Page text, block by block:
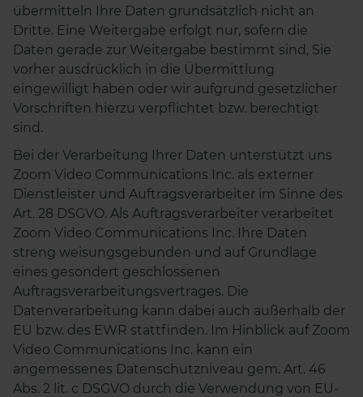
übermitteln Ihre Daten grundsätzlich nicht an
Dritte. Eine Weitergabe erfolgt nur, sofern die
Daten gerade zur Weitergabe bestimmt sind, Sie
vorher ausdrücklich in die Übermittlung
eingewilligt haben oder wir aufgrund gesetzlicher
Vorschriften hierzu verpflichtet bzw. berechtigt
sind.
Bei der Verarbeitung Ihrer Daten unterstützt uns
Zoom Video Communications Inc. als externer
Dienstleister und Auftragsverarbeiter im Sinne des
Art. 28 DSGVO. Als Auftragsverarbeiter verarbeitet
Zoom Video Communications Inc. Ihre Daten
streng weisungsgebunden und auf Grundlage
eines gesondert geschlossenen
Auftragsverarbeitungsvertrages. Die
Datenverarbeitung kann dabei auch außerhalb der
EU bzw. des EWR stattfinden. Im Hinblick auf Zoom
Video Communications Inc. kann ein
angemessenes Datenschutzniveau gem. Art. 46
Abs. 2 lit. c DSGVO durch die Verwendung von EU-